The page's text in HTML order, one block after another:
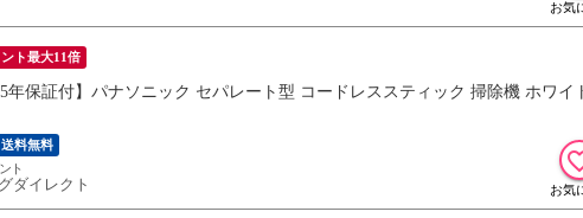
ト最大11倍
5年保証付】パナソニック セパレート型 コードレススティック 掃除機 ホワ
送料無料
ダイレクト